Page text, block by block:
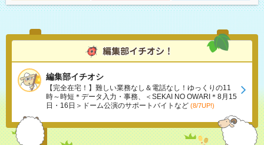
編集部イチオシ
【完全在宅！】難しい業務なし＆電話なし！ゆっくりの11
時～時短＊データ入力・事務、＜SEKAI NO OWARI＊8月15
日・16日＞ドーム公演のサポートバイトなど (8/7UP!)